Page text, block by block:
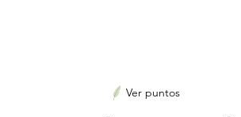
Ver puntos